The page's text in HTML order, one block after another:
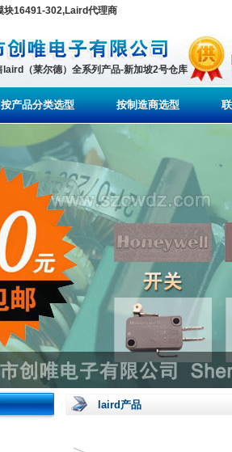
块16491-302,Laird代理商
laird（莱尔德）全系列产品-新加坡2号仓库
按产品分类选型 按制造商选型
laird产品